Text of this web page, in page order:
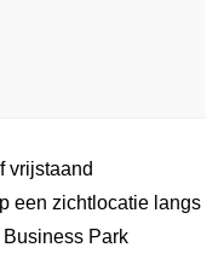
vrijstaand
een zichtlocatie langs
Park